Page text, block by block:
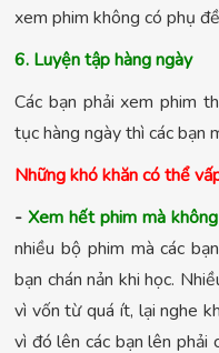
xem phim không có phụ
6. Luyện tập hàng ngày
Các bạn phải xem phim
tục hàng ngày thì các bạn
Những khó khăn có thể
-Xem hết phim mà
nhiều bộ phim mà các
bạn chán nản khi học.
vì vốn từ quá ít, lại nghe
vì đó lên các bạn lên phải